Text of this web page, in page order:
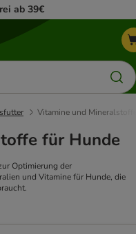
ab 39€
Vitamine und
für Hunde
Optimierung der
und Vitamine für Hunde, die